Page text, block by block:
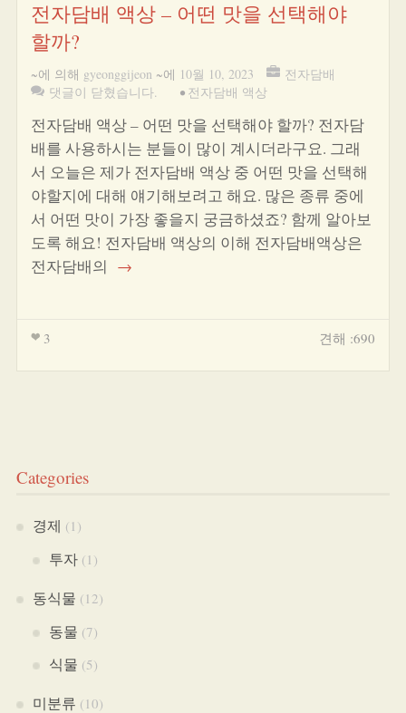
전자담배 액상 – 어떤 맛을 선택해야
할까?
~에 의해 gyeonggijeon ~에 10월 10, 2023
전자담배
댓글이 닫혔습니다.
• 전자담배 액상
전자담배 액상 – 어떤 맛을 선택해야 할까? 전자담
배를 사용하시는 분들이 많이 계시더라구요. 그래
서 오늘은 제가 전자담배 액상 중 어떤 맛을 선택해
야할지에 대해 얘기해보려고 해요. 많은 종류 중에
서 어떤 맛이 가장 좋을지 궁금하셨죠? 함께 알아보
도록 해요! 전자담배 액상의 이해 전자담배액상은
전자담배의 →
3 견해 :690
Categories
경제 (1)
투자(1)
동식물 (12)
동물 (7)
식물 (5)
미분류 (10)